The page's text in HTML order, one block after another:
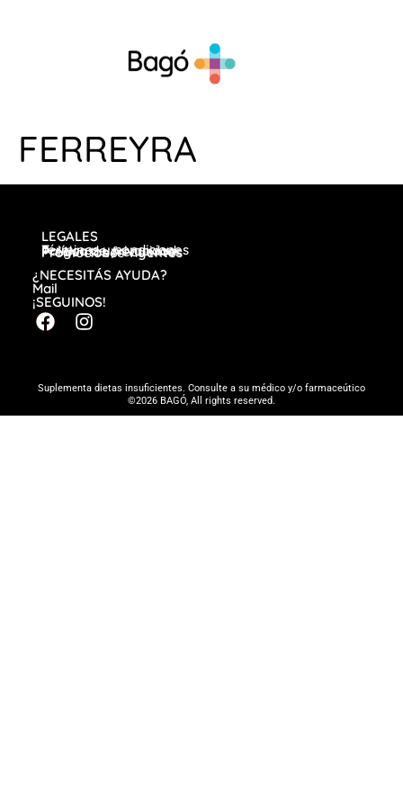
FERREYRA
LEGALES
Términos y condiciones
Política de privacidad
Preguntas frecuentes
Promociones vigentes
¿NECESITÁS AYUDA?
Mail
¡SEGUINOS!
Suplementa dietas insuficientes. Consulte a su médico y/o farmaceútico
©2026 BAGÓ, All rights reserved.